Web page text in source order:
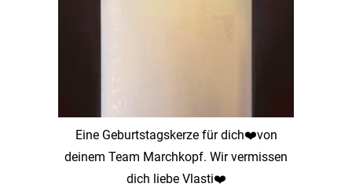
Eine Geburtstagskerze für dich❤️von
deinem Team Marchkopf. Wir vermissen
dich liebe Vlasti❤️